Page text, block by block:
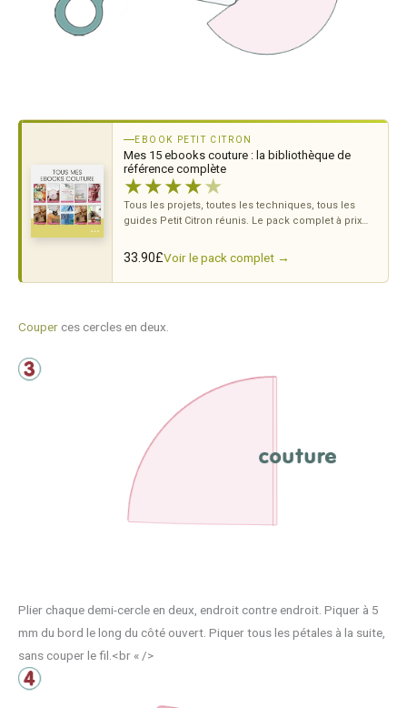
EBOOK PETIT CITRON
Mes 15 ebooks couture : la bibliothèque de
référence complète
★★★★★
Tous les projets, toutes les techniques, tous les
guides Petit Citron réunis. Le pack complet à prix
33.90£Voir le pack complet →
Couper ces cercles en deux.
Plier chaque demi-cercle en deux, endroit contre endroit. Piquer à 5
mm du bord le long du côté ouvert. Piquer tous les pétales à la suite,
sans couper le fil.<br « />